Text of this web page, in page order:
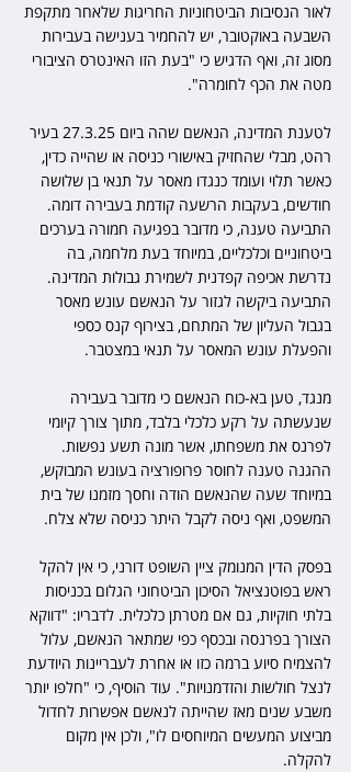
לאור הנסיבות הביטחוניות החריגות שלאחר מתקפת
השבעה באוקטובר, יש להחמיר בענישה בעבירות
מסוג זה, ואף הדגיש כי "בעת הזו האינטרס הציבורי
מטה את הכף לחומרה".
לטענת המדינה, הנאשם שהה ביום 27.3.25 בעיר
רהט, מבלי שהחזיק באישורי כניסה או שהייה כדין,
כאשר תלוי ועומד כנגדו מאסר על תנאי בן שלושה
חודשים, בעקבות הרשעה קודמת בעבירה דומה.
התביעה טענה, כי מדובר בפגיעה חמורה בערכים
ביטחוניים וכלכליים, במיוחד בעת מלחמה, בה
נדרשת אכיפה קפדנית לשמירת גבולות המדינה.
התביעה ביקשה לגזור על הנאשם עונש מאסר
בגבול העליון של המתחם, בצירוף קנס כספי
והפעלת עונש המאסר על תנאי במצטבר.
מנגד, טען בא-כוח הנאשם כי מדובר בעבירה
שנעשתה על רקע כלכלי בלבד, מתוך צורך קיומי
לפרנס את משפחתו, אשר מונה תשע נפשות.
ההגנה טענה לחוסר פרופורציה בעונש המבוקש,
במיוחד שעה שהנאשם הודה וחסך מזמנו של בית
המשפט, ואף ניסה לקבל היתר כניסה שלא צלח.
בפסק הדין המנומק ציין השופט דורני, כי אין להקל
ראש בפוטנציאל הסיכון הביטחוני הגלום בכניסות
בלתי חוקיות, גם אם מטרתן כלכלית. לדבריו: "דווקא
הצורך בפרנסה ובכסף כפי שמתאר הנאשם, עלול
להצמיח סיוע ברמה כזו או אחרת לעבריינות היודעת
לנצל חולשות והזדמנויות". עוד הוסיף, כי "חלפו יותר
משבע שנים מאז שהייתה לנאשם אפשרות לחדול
מביצוע המעשים המיוחסים לו", ולכן אין מקום
להקלה.